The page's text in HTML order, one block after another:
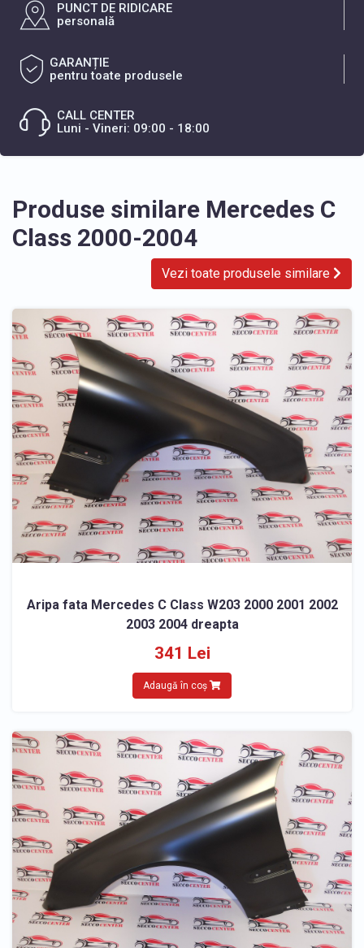
PUNCT DE RIDICARE
personală
GARANȚIE
pentru toate produsele
CALL CENTER
Luni - Vineri: 09:00 - 18:00
Produse similare Mercedes C
Class 2000-2004
Vezi toate produsele similare
Aripa fata Mercedes C Class W203 2000 2001 2002
2003 2004 dreapta
341 Lei
Adaugă în coș